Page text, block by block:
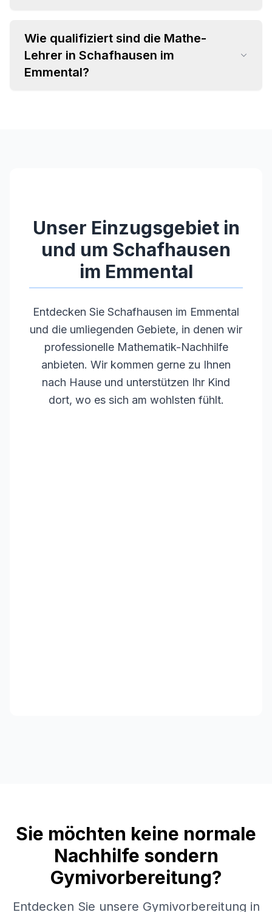
•
Analysis und Differentialrechnung
• Statistik und Wahrscheinlichkeitsrechnung
• Einzelstunden ab CHF 35 pro Stunde
• Attraktive Paketpreise verfügbar
• Individuelles Angebot im Beratungsgespräch
Wie qualifiziert sind die Mathe-
Lehrer in Schafhausen im
Emmental?
Unser Einzugsgebiet in
und um Schafhausen
im Emmental
Entdecken Sie Schafhausen im Emmental
und die umliegenden Gebiete, in denen wir
professionelle Mathematik-Nachhilfe
anbieten. Wir kommen gerne zu Ihnen
nach Hause und unterstützen Ihr Kind
dort, wo es sich am wohlsten fühlt.
Sie möchten keine normale
Nachhilfe sondern
Gymivorbereitung?
Entdecken Sie unsere Gymivorbereitung in